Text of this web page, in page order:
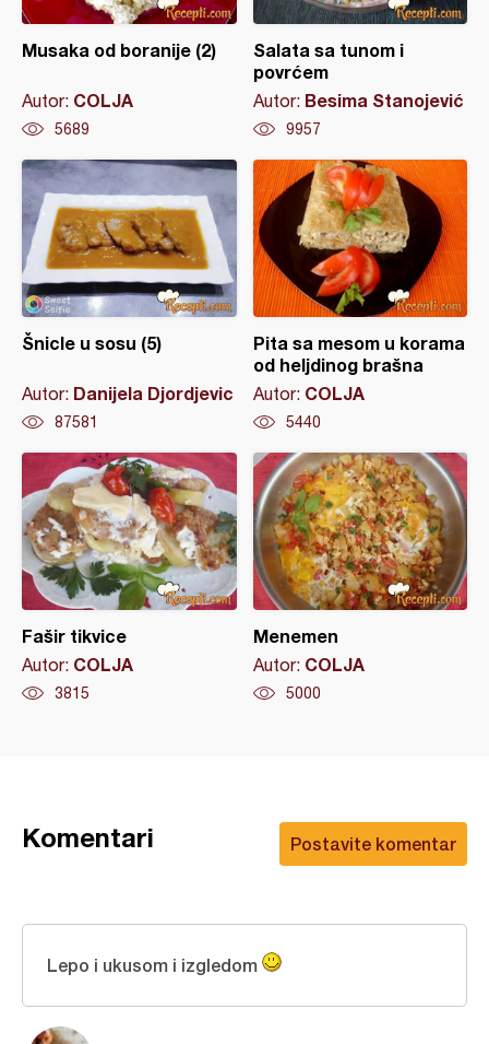
Musaka od boranije (2)
Autor: COLJA
5689
Salata sa tunom i
povrćem
Autor: Besima Stanojević
9957
Šnicle u sosu (5)
Autor: Danijela Djordjevic
87581
Pita sa mesom u korama
od heljdinog brašna
Autor: COLJA
5440
Fašir tikvice
Autor: COLJA
3815
Menemen
Autor: COLJA
5000
Postavite komentar
Komentari
Lepo i ukusom i izgledom